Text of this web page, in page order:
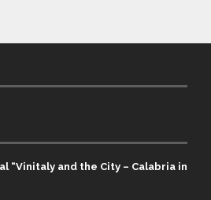
“Vinitaly and the City – Calabria in